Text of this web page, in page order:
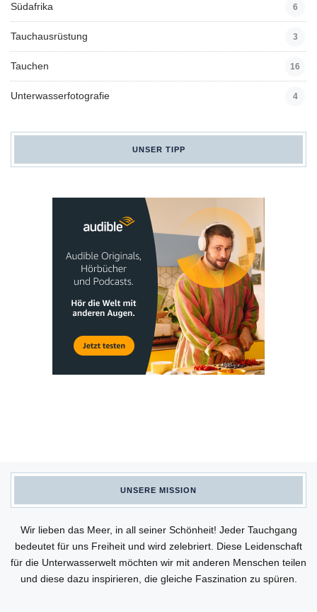
Südafrika 6
Tauchausrüstung 3
Tauchen 16
Unterwasserfotografie 4
UNSER TIPP
UNSERE MISSION
Wir lieben das Meer, in all seiner Schönheit! Jeder Tauchgang
bedeutet für uns Freiheit und wird zelebriert. Diese Leidenschaft
für die Unterwasserwelt möchten wir mit anderen Menschen teilen
und diese dazu inspirieren, die gleiche Faszination zu spüren.